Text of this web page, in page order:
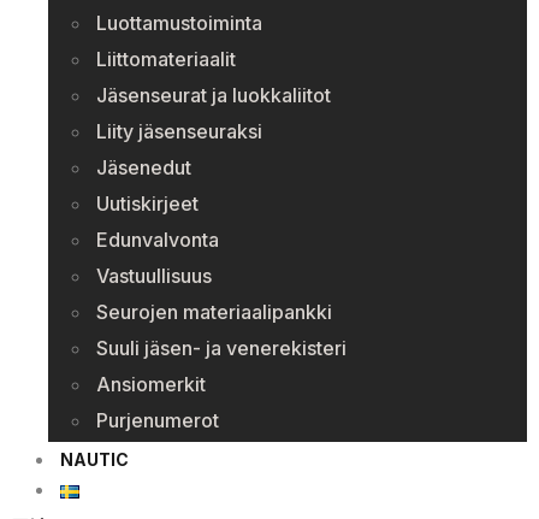
Luottamustoiminta
Liittomateriaalit
Jäsenseurat ja luokkaliitot
Liity jäsenseuraksi
Jäsenedut
Uutiskirjeet
Edunvalvonta
Vastuullisuus
Seurojen materiaalipankki
Suuli jäsen- ja venerekisteri
Ansiomerkit
Purjenumerot
NAUTIC